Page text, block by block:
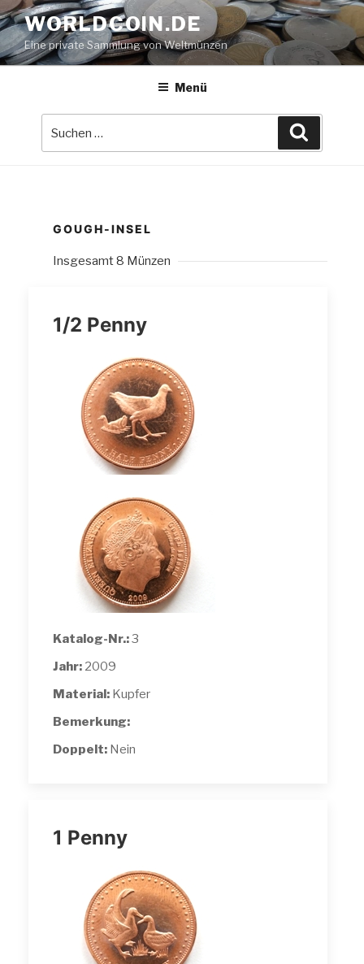
Zum
Inhalt
springen
WORLDCOIN.DE
Eine private Sammlung von Weltmünzen
Menü
GOUGH-INSEL
Insgesamt 8 Münzen
1/2 Penny
Katalog-Nr.:3
Jahr: 2009
Material: Kupfer
Bemerkung:
Doppelt: Nein
1 Penny